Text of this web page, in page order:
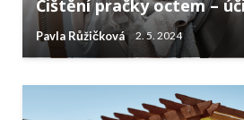
Čištění pračky octem –
Pavla Růžičková 2. 5. 2024